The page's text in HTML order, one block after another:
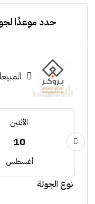
حدد موعدًا
الأثنين
10
أغسطس
نوع الجولة